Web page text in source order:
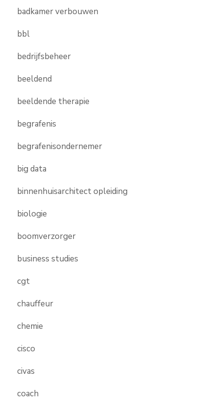
badkamer verbouwen
bbl
bedrijfsbeheer
beeldend
beeldende therapie
begrafenis
begrafenisondernemer
big data
binnenhuisarchitect opleiding
biologie
boomverzorger
business studies
cgt
chauffeur
chemie
cisco
civas
coach